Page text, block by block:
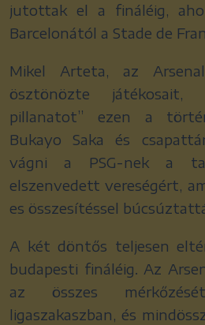
jutottak el a fináléig,
Barcelonától a Stade de
Mikel Arteta, az
ösztönözte
pillanatot” ezen a
Bukayo Saka és
vágni a PSG-nek a
elszenvedett vereségért,
es összesítéssel
A két döntős teljesen
budapesti fináléig. Az
az összes
ligaszakaszban, és